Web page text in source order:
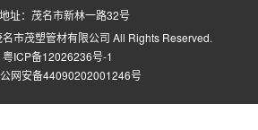
地址：茂名市新林一路32号
市茂塑管材有限公司 All Rights Reserved.
粤ICP备12026236号-1
网安备44090202001246号